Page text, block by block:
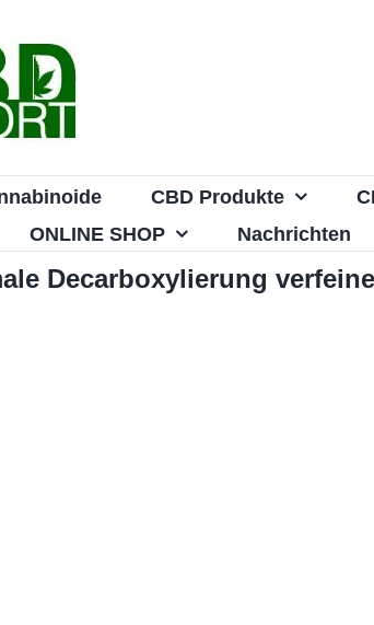
CBD Produkte
ONLINE SHOP Nachrichten
Decarboxylierung